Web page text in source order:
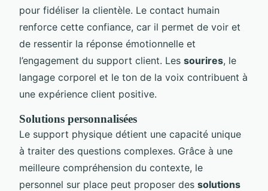
pour fidéliser la clientèle. Le contact humain
renforce cette confiance, car il permet de voir et
de ressentir la réponse émotionnelle et
l’engagement du support client. Les sourires, le
langage corporel et le ton de la voix contribuent à
une expérience client positive.
Solutions personnalisées
Le support physique détient une capacité unique
à traiter des questions complexes. Grâce à une
meilleure compréhension du contexte, le
personnel sur place peut proposer des solutions